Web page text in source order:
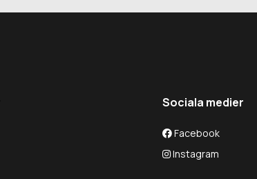
Sociala medier
Facebook
Instagram